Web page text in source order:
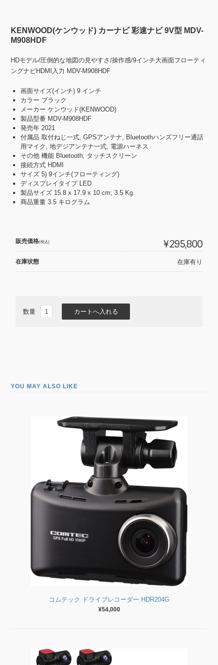
KENWOOD(ケンウッド) カーナビ 彩速ナビ 9V型 MDV-
M908HDF
HDモデル/圧倒的な地図の見やすさ/操作感/9インチ大画面フローティ
ングナビHDMI入力 MDV-M908HDF
画面サイズ(インチ) ‎9 インチ
カラー ‎ブラック
メーカー ‎ケンウッド(KENWOOD)
製品型番 ‎MDV-M908HDF
発売年 ‎2021
付属品 ‎取付ねじ一式, GPSアンテナ, Bluetoothハンズフリー通話
用マイク, 地デジアンテナ一式, 電源ハーネス
その他 機能 ‎Bluetooth, タッチスクリーン
接続方式 ‎HDMI
サイズ ‎5) 9インチ(フローティング)
ディスプレイタイプ ‎LED
製品サイズ ‎15.8 x 17.9 x 10 cm; 3.5 Kg
商品重量 ‎3.5 キログラム
販売価格(税込) ¥295,800
在庫状態 在庫有り
数量
YOU MAY ALSO LIKE
コムテック ドライブレコーダー HDR204G
¥54,000